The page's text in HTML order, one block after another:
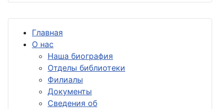
Главная
О нас
Наша биография
Отделы библиотеки
Филиалы
Документы
Сведения об